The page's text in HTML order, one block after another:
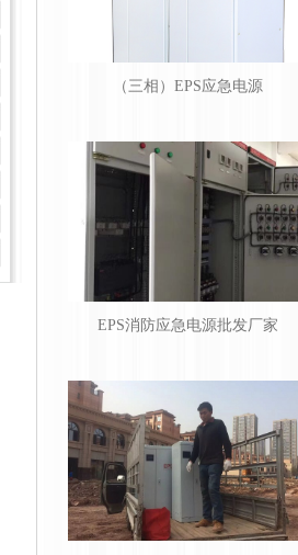
（三相）EPS应急电源
EPS消防应急电源批发厂家